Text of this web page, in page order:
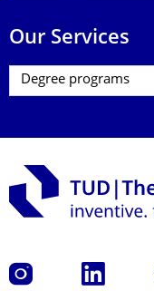
Our Services
Instagram LinkedIn